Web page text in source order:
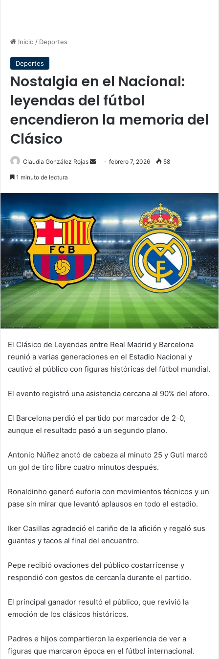
Inicio / Deportes
Deportes
Nostalgia en el Nacional:
leyendas del fútbol
encendieron la memoria del
Clásico
Claudia González Rojas
Sendfebrero 7, 2026 58
1 minuto de lectura
El Clásico de Leyendas entre Real Madrid y Barcelona
reunió a varias generaciones en el Estadio Nacional y
cautivó al público con figuras históricas del fútbol mundial.
El evento registró una asistencia cercana al 90% del aforo.
El Barcelona perdió el partido por marcador de 2-0,
aunque el resultado pasó a un segundo plano.
Antonio Núñez anotó de cabeza al minuto 25 y Guti marcó
un gol de tiro libre cuatro minutos después.
Ronaldinho generó euforia con movimientos técnicos y un
pase sin mirar que levantó aplausos en todo el estadio.
Iker Casillas agradeció el cariño de la afición y regaló sus
guantes y tacos al final del encuentro.
Pepe recibió ovaciones del público costarricense y
respondió con gestos de cercanía durante el partido.
El principal ganador resultó el público, que revivió la
emoción de los clásicos históricos.
Padres e hijos compartieron la experiencia de ver a
figuras que marcaron época en el fútbol internacional.